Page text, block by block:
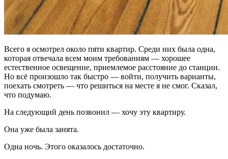
Всего я осмотрел около пяти квартир. Среди них была одна,
которая отвечала всем моим требованиям — хорошее
естественное освещение, приемлемое расстояние до станции.
Но всё произошло так быстро — войти, получить варианты,
поехать смотреть — что решиться на месте я не смог. Сказал,
что подумаю.
На следующий день позвонил — хочу эту квартиру.
Она уже была занята.
Одна ночь. Этого оказалось достаточно.